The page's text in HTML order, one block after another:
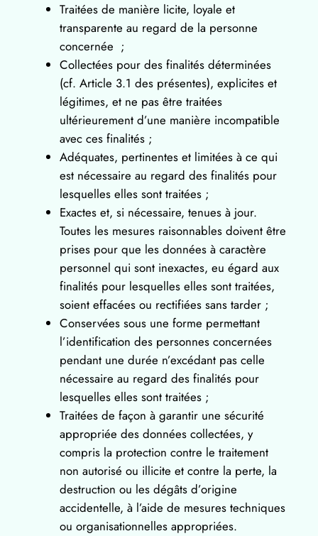
Traitées de manière licite, loyale et
transparente au regard de la personne
concernée ;
Collectées pour des finalités déterminées
(cf. Article 3.1 des présentes), explicites et
légitimes, et ne pas être traitées
ultérieurement d’une manière incompatible
avec ces finalités ;
Adéquates, pertinentes et limitées à ce qui
est nécessaire au regard des finalités pour
lesquelles elles sont traitées ;
Exactes et, si nécessaire, tenues à jour.
Toutes les mesures raisonnables doivent être
prises pour que les données à caractère
personnel qui sont inexactes, eu égard aux
finalités pour lesquelles elles sont traitées,
soient effacées ou rectifiées sans tarder ;
Conservées sous une forme permettant
l’identification des personnes concernées
pendant une durée n’excédant pas celle
nécessaire au regard des finalités pour
lesquelles elles sont traitées ;
Traitées de façon à garantir une sécurité
appropriée des données collectées, y
compris la protection contre le traitement
non autorisé ou illicite et contre la perte, la
destruction ou les dégâts d’origine
accidentelle, à l’aide de mesures techniques
ou organisationnelles appropriées.